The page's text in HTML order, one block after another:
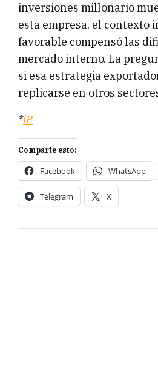
inversiones millonario
esta empresa, el contexto
favorable compensó las
mercado interno. La
si esa estrategia
replicarse en otros
*iP
Comparte esto:
Facebook WhatsApp
Telegram X